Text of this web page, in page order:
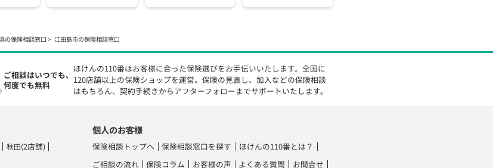
の保険相談窓口 江田島市の保険相談窓口
ご相談はいつでも、
何度でも無料
ほけんの110番はお客様に合った保険選びをお手伝いいたします。全国に
120店舗以上の保険ショップを運営。保険の見直し、加入などの保険相談
はもちろん、契約手続きからアフターフォローまでサポートいたします。
秋田(2店舗)
個人のお客様
保険相談トップへ 保険相談窓口を探す
ほけんの110番とは？
ご相談の流れ
保険コラム お客様の声 よくある質問 お問合せ